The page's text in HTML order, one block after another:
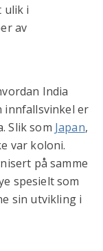
ulik i
av
India
innfallsvinkel er
Slik som Japan,
var koloni.
på samme
spesielt som
sin utvikling i